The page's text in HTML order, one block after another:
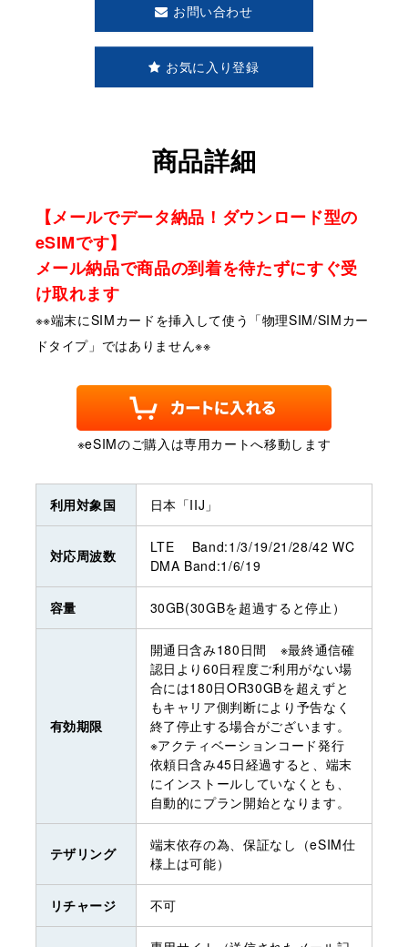
お問い合わせ
お気に入り登録
商品詳細
【メールでデータ納品！ダウンロード型の
eSIMです】
メール納品で商品の到着を待たずにすぐ受
け取れます
※※端末にSIMカードを挿入して使う「物理SIM/SIMカー
ドタイプ」ではありません※※
※eSIMのご購入は専用カートへ移動します
利用対象国 日本「IIJ」
対応周波数
LTE Band:1/3/19/21/28/42 WC
DMA Band:1/6/19
容量 30GB(30GBを超過すると停止）
有効期限
開通日含み180日間 ※最終通信確
認日より60日程度ご利用がない場
合には180日OR30GBを超えずと
もキャリア側判断により予告なく
終了停止する場合がございます。
※アクティベーションコード発行
依頼日含み45日経過すると、端末
にインストールしていなくとも、
自動的にプラン開始となります。
テザリング
端末依存の為、保証なし（eSIM仕
様上は可能）
リチャージ 不可